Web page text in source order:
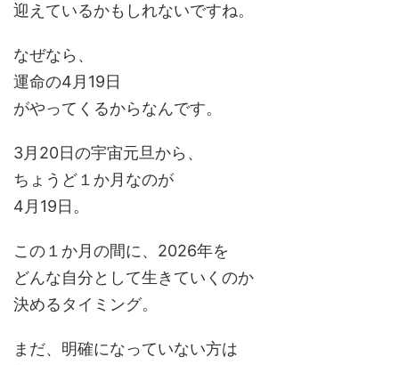
迎えているかもしれないですね。
なぜなら、
運命の4月19日
がやってくるからなんです。
3月20日の宇宙元旦から、
ちょうど１か月なのが
4月19日。
この１か月の間に、2026年を
どんな自分として生きていくのか
決めるタイミング。
まだ、明確になっていない方は